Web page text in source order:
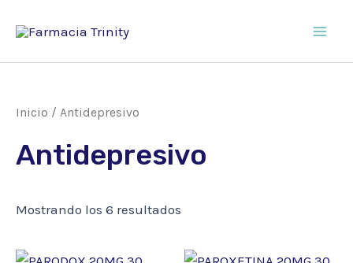
Inicio / Antidepresivo
Antidepresivo
Mostrando los 6 resultados